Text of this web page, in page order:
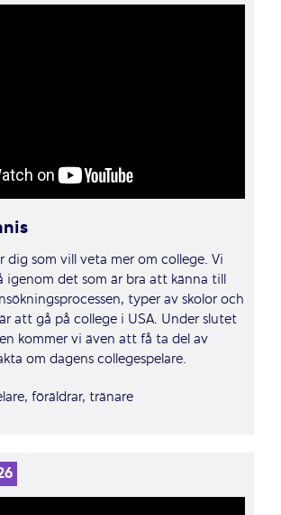
dig som vill veta mer om college. Vi
igenom det som är bra att känna till
typer av skolor och
att gå på college i USA. Under slutet
kommer vi även att få ta del av
om dagens collegespelare.
föräldrar, tränare